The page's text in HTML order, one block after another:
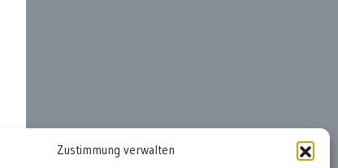
Zustimmung verwalten